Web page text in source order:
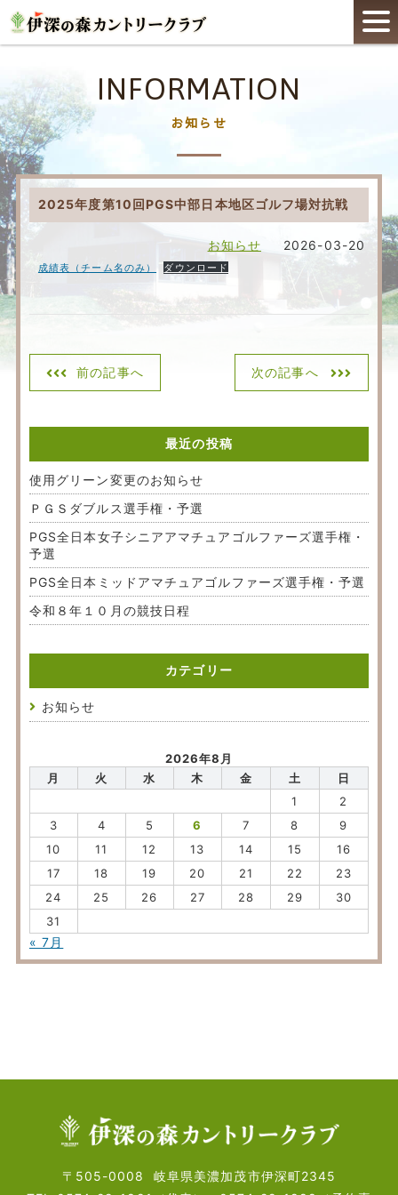
INFORMATION
お知らせ
2025年度第10回PGS中部日本地区ゴルフ場対抗戦
お知らせ 2026-03-20
成績表（チーム名のみ） ダウンロード
前の記事へ 次の記事へ
最近の投稿
使用グリーン変更のお知らせ
ＰＧＳダブルス選手権・予選
PGS全日本女子シニアアマチュアゴルファーズ選手権・
予選
PGS全日本ミッドアマチュアゴルファーズ選手権・予選
令和８年１０月の競技日程
カテゴリー
お知らせ
2026年8月
月
火 水 木 金 土
日
1
2
3
4 5 6 7 8
9
10
11 12 13 14 15
16
17
18 19 20 21 22
23
24
25 26 27 28 29
30
31
« 7月
〒505-0008
岐阜県美濃加茂市伊深町2345